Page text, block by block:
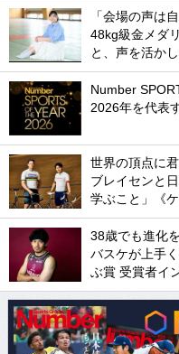
「会場の声は
48kg級金メダ
と、声を活か
Number
2026年を代表
世界の頂点に
ブレイセンと
学ぶこと」《
38歳でも進化
バスケが上手
ぶ賞 受賞者イ